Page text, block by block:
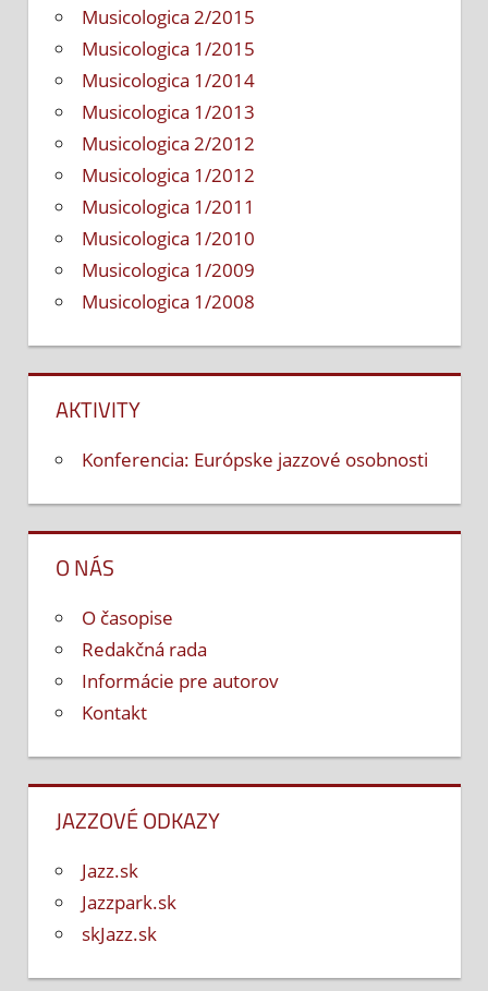
Musicologica 2/2015
Musicologica 1/2015
Musicologica 1/2014
Musicologica 1/2013
Musicologica 2/2012
Musicologica 1/2012
Musicologica 1/2011
Musicologica 1/2010
Musicologica 1/2009
Musicologica 1/2008
AKTIVITY
Konferencia: Európske jazzové osobnosti
O NÁS
O časopise
Redakčná rada
Informácie pre autorov
Kontakt
JAZZOVÉ ODKAZY
Jazz.sk
Jazzpark.sk
skJazz.sk